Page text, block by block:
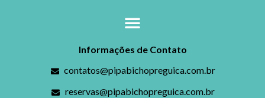
Informações de Contato
contatos@pipabichopreguica.com.br
reservas@pipabichopreguica.com.br